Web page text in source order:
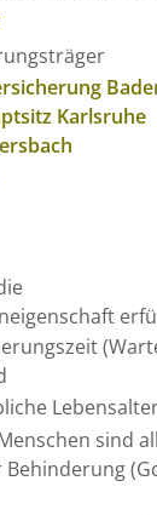
Karlsruhe
sind